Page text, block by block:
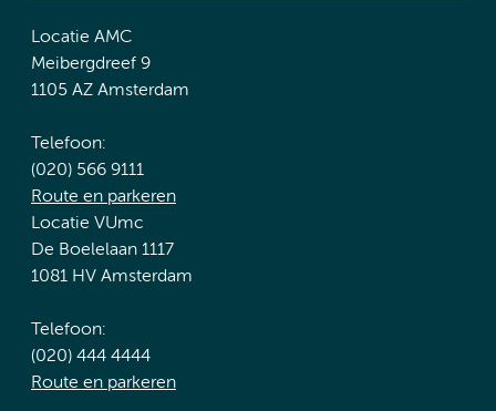
Locatie AMC
Meibergdreef 9
1105 AZ Amsterdam
Telefoon:
(020) 566 9111
Route en parkeren
Locatie VUmc
De Boelelaan 1117
1081 HV Amsterdam
Telefoon:
(020) 444 4444
Route en parkeren